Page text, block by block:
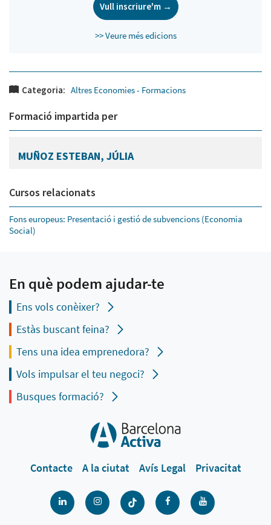
Vull inscriure'm →
>> Veure més edicions
Categoria: Altres Economies - Formacions
Formació impartida per
MUÑOZ ESTEBAN, JÚLIA
Cursos relacionats
Fons europeus: Presentació i gestió de subvencions (Economia
Social)
En què podem ajudar-te
Ens vols conèixer?
Estàs buscant feina?
Tens una idea emprenedora?
Vols impulsar el teu negoci?
Busques formació?
Contacte A la ciutat Avís Legal Privacitat